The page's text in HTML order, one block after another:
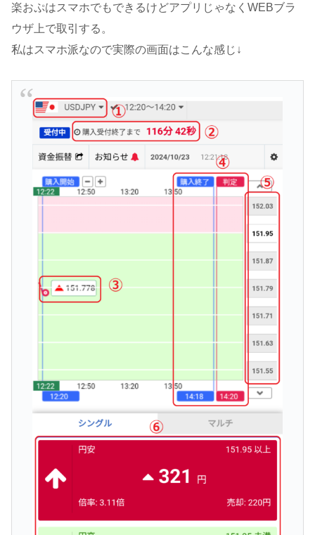
楽おぷはスマホでもできるけどアプリじゃなくWEBブラ
ウザ上で取引する。
私はスマホ派なので実際の画面はこんな感じ↓